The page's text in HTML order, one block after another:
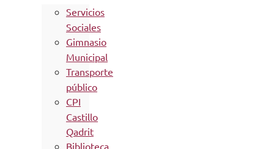
Servicios
Sociales
Gimnasio
Municipal
Transporte
público
CPI
Castillo
Qadrit
Biblioteca